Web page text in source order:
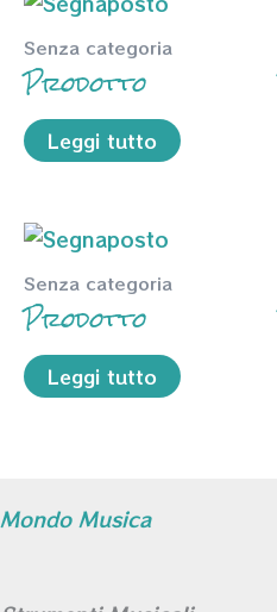
Senza categoria
Prodotto
Leggi tutto
Senza categoria
Prodotto
Leggi tutto
Mondo Musica